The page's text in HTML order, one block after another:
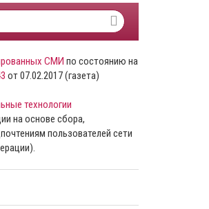
СМИ по состоянию на
от 07.02.2017 (газета)
технологии
на основе сбора,
пользователей сети